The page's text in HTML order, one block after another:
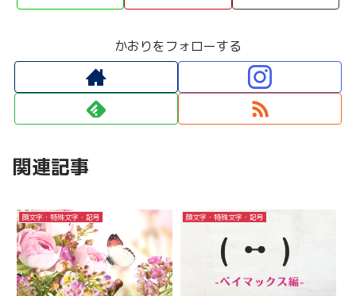
かおりをフォローする
関連記事
顔文字・特殊文字・記号 顔文字・特殊文字・記号